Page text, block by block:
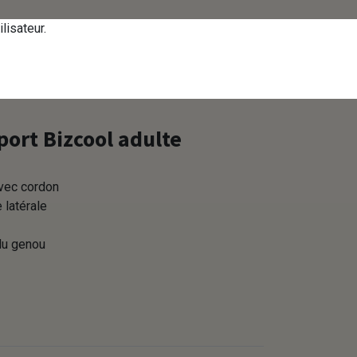
nous Se connecter FR
Bizcool adulte
cordon
latérale
genou